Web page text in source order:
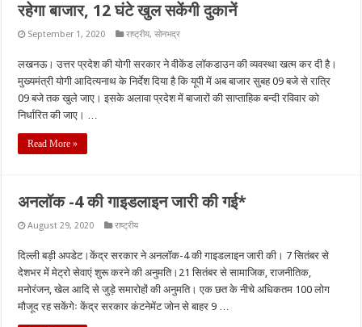
रहेगा बाजार, 12 घंटे खुल सकेंगी दुकानें
September 1, 2020 राष्ट्रीय,सोनभद्र
लखनऊ। उत्तर प्रदेश की योगी सरकार ने वीकेंड लॉकडाउन की व्यवस्था खत्म कर दी है।
मुख्यमंत्री योगी आदित्यनाथ के निर्देश दिया है कि यूपी में अब बाजार सुबह 09 बजे से रात्रि
09 बजे तक खुले जाए। इसके अलावा प्रदेश में बाजारों की साप्ताहिक बन्दी रविवार को
निर्धारित की जाए। …
Read More »
अनलॉक -4 की गाइडलाइन जारी की गई*
August 29, 2020 राष्ट्रीय
दिल्ली बड़ी अपडेट।केंद्र सरकार ने अनलॉक-4 की गाइडलाइन जारी की। 7 सितंबर से
देशभर में मेट्रो सेवाएं शुरू करने की अनुमति।21 सितंबर से सामाजिक, राजनीतिक,
मनोरंजन, खेल आदि से जुड़े समारोहों की अनुमति। एक छत के नीचे अधिकतम 100 लोग
मौजूद रह सकेंगेः केंद्र सरकार कंटनेमेंट जोन से बाहर 9 …